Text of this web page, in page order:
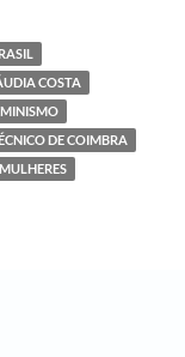
COSTA
DE COIMBRA
MULHERES